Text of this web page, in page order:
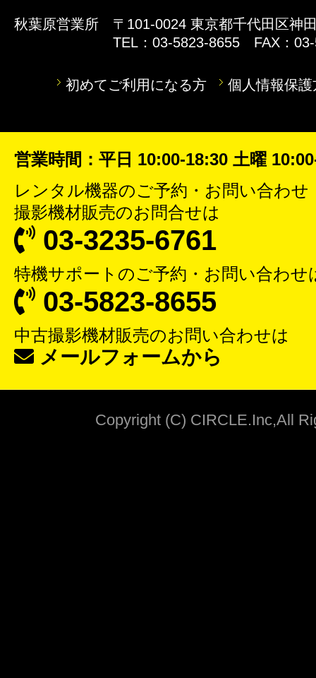
秋葉原営業所
〒101-0024 東京都千代田区神
TEL：03-5823-8655 FAX：
初めてご利用になる方 個人情報保護
営業時間：平日 10:00-18:30 土曜
レンタル機器のご予約・お問い合わせ
撮影機材販売のお問合せは
03-3235-6761
特機サポート のご予約・お問い合わせ
03-5823-8655
中古撮影機材販売のお問い合わせは
メールフォームから
Copyright (C) CIRCLE.Inc,All